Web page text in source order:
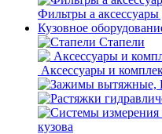
Фильтры а
Кузовное
Стапели
Аксессуары и
кузова